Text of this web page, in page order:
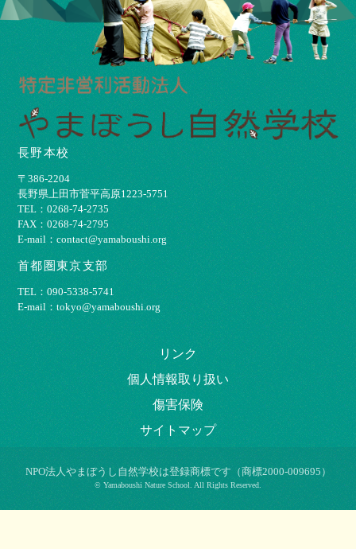
長野本校
〒386-2204
⻑野県上⽥市菅平⾼原1223-5751
TEL：0268-74-2735
FAX：0268-74-2795
E-mail：contact@yamaboushi.org
首都圏東京支部
TEL：090-5338-5741
E-mail：tokyo@yamaboushi.org
リンク
個⼈情報取り扱い
傷害保険
サイトマップ
NPO法⼈やまぼうし⾃然学校は登録商標です（商標2000-009695）
© Yamaboushi Nature School. All Rights Reserved.